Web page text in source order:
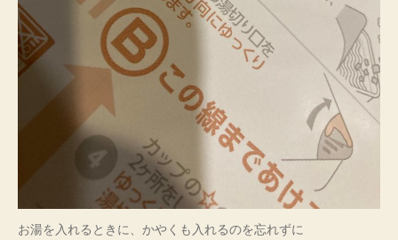
お湯を入れるときに、かやくも入れるのを忘れずに